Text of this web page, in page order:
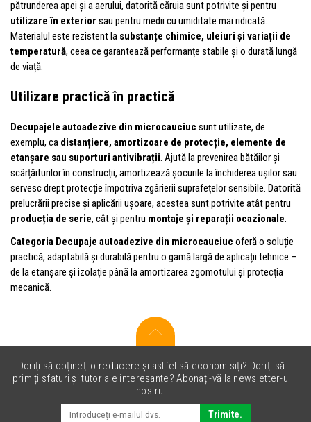
pătrunderea apei și a aerului, datorită căruia sunt potrivite și pentru
utilizare în exterior sau pentru medii cu umiditate mai ridicată.
Materialul este rezistent la substanțe chimice, uleiuri și variații de
temperatură, ceea ce garantează performanțe stabile și o durată lungă
de viață.
Utilizare practică în practică
Decupajele autoadezive din microcauciuc sunt utilizate, de
exemplu, ca distanțiere, amortizoare de protecție, elemente de
etanșare sau suporturi antivibrații. Ajută la prevenirea bătăilor și
scârțâiturilor în construcții, amortizează șocurile la închiderea ușilor sau
servesc drept protecție împotriva zgârierii suprafețelor sensibile. Datorită
prelucrării precise și aplicării ușoare, acestea sunt potrivite atât pentru
producția de serie, cât și pentru montaje și reparații ocazionale.
Categoria Decupaje autoadezive din microcauciuc oferă o soluție
practică, adaptabilă și durabilă pentru o gamă largă de aplicații tehnice –
de la etanșare și izolație până la amortizarea zgomotului și protecția
mecanică.
Doriți să obțineți o reducere și astfel să economisiți? Doriți să
primiți sfaturi și tutoriale interesante? Abonați-vă la newsletter-ul
nostru.
Trimite.